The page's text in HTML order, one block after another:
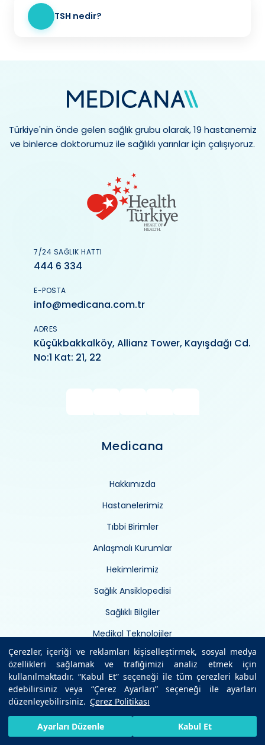
Çerezler, içeriği ve reklamları kişiselleştirmek, sosyal medya
özellikleri sağlamak ve trafiğimizi analiz etmek için
kullanılmaktadır. “Kabul Et” seçeneği ile tüm çerezleri kabul
edebilirsiniz veya “Çerez Ayarları” seçeneği ile ayarları
düzenleyebilirsiniz. Çerez Politikası
Ayarları Düzenle Kabul Et
TSH nedir?
Türkiye'nin önde gelen sağlık grubu olarak, 19 hastanemiz
ve binlerce doktorumuz ile sağlıklı yarınlar için çalışıyoruz.
7/24 SAĞLIK HATTI
444 6 334
E-POSTA
info@medicana.com.tr
ADRES
Küçükbakkalköy, Allianz Tower, Kayışdağı Cd.
No:1 Kat: 21, 22
Medicana
Hakkımızda
Hastanelerimiz
Tıbbi Birimler
Anlaşmalı Kurumlar
Hekimlerimiz
Sağlık Ansiklopedisi
Sağlıklı Bilgiler
Medikal Teknolojiler
Uzman Görüşü
Kurumsal Haberler
İletişim
Kurumsal
HIZLI RANDEVU AL BIZE ULAŞIN